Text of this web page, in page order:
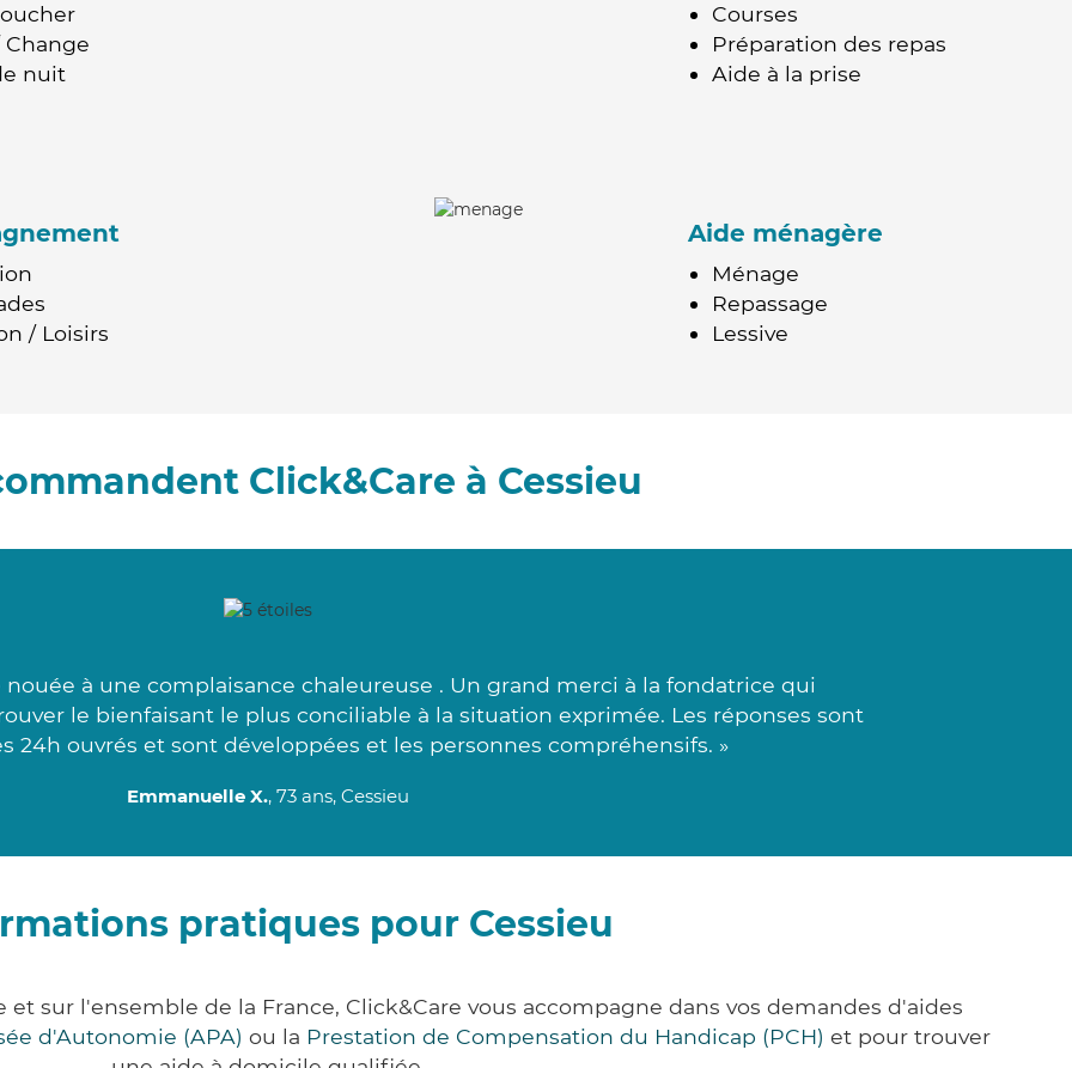
nuit
Courses
Préparation des repas
Aide à la prise
/ Loisirs
Aide ménagère
Ménage
Repassage
Lessive
Click&Care à Cessieu
à une complaisance chaleureuse . Un grand merci à la fondatrice qui
le bienfaisant le plus conciliable à la situation exprimée. Les réponses sont
24h ouvrés et sont développées et les personnes compréhensifs. »
Emmanuelle X., 73 ans, Cessieu
pratiques pour Cessieu
sur l'ensemble de la France, Click&Care vous accompagne dans vos demandes d'aides
d'Autonomie (APA) ou la Prestation de Compensation du Handicap (PCH) et pour trouver